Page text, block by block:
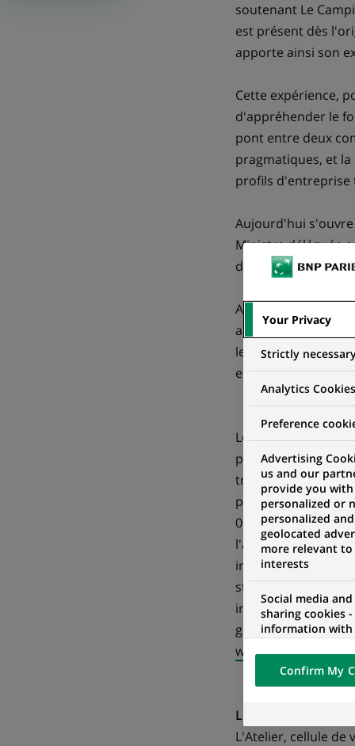
soutenant Le
est présent dès
apporte ainsi son
Cette expérience,
d'appréhender le
pont entre deux
pragmatiques, et
profils d'entreprise
Aujourd'hui s'ouvre
Ministre déléguée
de 12 start-ups.
Accompagner les
annoncé le 29 mai
le Groupe, qui
en accompagnant
Le Camping est un
pérennisés. Après
trouvé des
privés (pour un
000 euros).
l'accompagnement
innovants, ou des
start-ups,
intensif de 6 mois,
groupe, pour
www.lecamping.org
L'Atelier :
L'Atelier, cellule de
Your Privacy
Strictly
Analytics Cookies
Preference
Advertising
us and our
provide you with
personalized or
personalized and
geolocated
more relevant
interests
Social media
sharing cookies
information with
networks and
visualization on
of the content
external website.
Confirm My